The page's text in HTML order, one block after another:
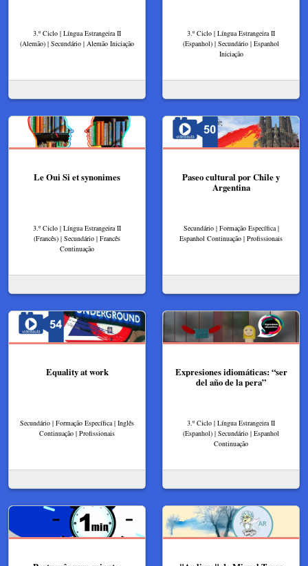
3.º Ciclo | Língua Estrangeira II
(Alemão) | Secundário | Alemão Iniciação
3.º Ciclo | Língua Estrangeira II
(Espanhol) | Secundário | Espanhol
Iniciação
Le Oui Si et synonimes
3.º Ciclo | Língua Estrangeira II
(Francês) | Secundário | Francês
Continuação
Paseo cultural por Chile y
Argentina
Secundário | Formação Específica |
Espanhol Continuação | Profissionais
Equality at work
Secundário | Formação Específica | Inglês
Continuação | Profissionais
Expresiones idiomáticas: “ser
del año de la pera”
3.º Ciclo | Língua Estrangeira II
(Espanhol) | Secundário | Espanhol
Continuação